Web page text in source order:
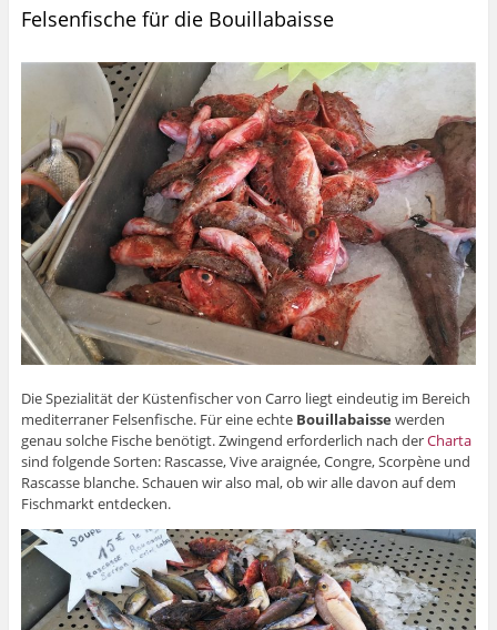
Felsenfische für die Bouillabaisse
Die Spezialität der Küstenfischer von Carro liegt eindeutig im Bereich
mediterraner Felsenfische. Für eine echte Bouillabaisse werden
genau solche Fische benötigt. Zwingend erforderlich nach derCharta
sind folgende Sorten: Rascasse, Vive araignée, Congre, Scorpène und
Rascasse blanche. Schauen wir also mal, ob wir alle davon auf dem
Fischmarkt entdecken.